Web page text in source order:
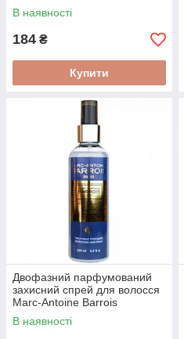
Devils Intrigue 200 мл
В наявності
184 ₴
Купити
Двофазний парфумований
захисний спрей для волосся
Marc-Antoine Barrois
Ganymed 200 мл
В наявності